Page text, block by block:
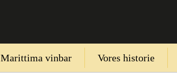
Marittima vinbar Vores historie